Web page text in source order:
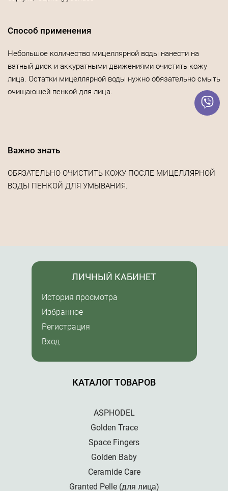
Способ применения
Небольшое количество мицеллярной воды нанести на
ватный диск и аккуратными движениями очистить кожу
лица. Остатки мицеллярной воды нужно обязательно смыть
очищающей пенкой для лица.
Важно знать
ОБЯЗАТЕЛЬНО ОЧИСТИТЬ КОЖУ ПОСЛЕ МИЦЕЛЛЯРНОЙ
ВОДЫ ПЕНКОЙ ДЛЯ УМЫВАНИЯ.
КАТАЛОГ ТОВАРОВ
ASPHODEL
Golden Trace
Space Fingers
Golden Baby
Ceramide Care
Granted Pelle (для лица)
ЛИЧНЫЙ КАБИНЕТ
История просмотра
Избранное
Регистрация
Вход